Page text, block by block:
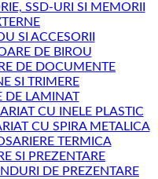
SSD-URI SI MEMORII
SI ACCESORII
DE BIROU
DE DOCUMENTE
SI TRIMERE
DE LAMINAT
CU INELE PLASTIC
CU SPIRA METALICA
TERMICA
SI PREZENTARE
DE PREZENTARE